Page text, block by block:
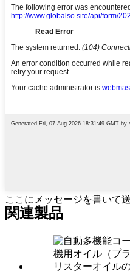
ここにメッセージを書いて
関連製品